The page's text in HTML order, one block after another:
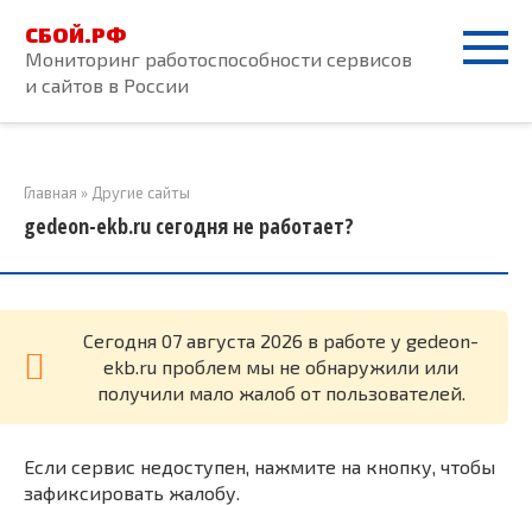
контенту
СБОЙ.РФ
Мониторинг работоспособности сервисов
и сайтов в России
Главная » Другие сайты
gedeon-ekb.ru сегодня не работает?
Cегодня 07 августа 2026 в работе у gedeon-
ekb.ru проблем мы не обнаружили или
получили мало жалоб от пользователей.
Если сервис недоступен, нажмите на кнопку, чтобы
зафиксировать жалобу.